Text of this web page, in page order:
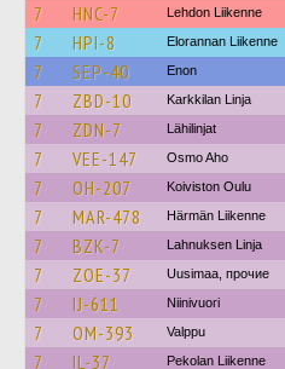
7 HNC-7 Lehdon Liikenne
7 HPI-8 Elorannan Liikenne
7 SEP-40 Enon
7 ZBD-10 Karkkilan Linja
7 ZDN-7 Lähilinjat
7 VEE-147 Osmo Aho
7 OH-207 Koiviston Oulu
7 MAR-478 Härmän Liikenne
7 BZK-7 Lahnuksen Linja
7 ZOE-37 Uusimaa, прочие
7 IJ-611 Niinivuori
7 OM-393 Valppu
7 IL-37 Pekolan Liikenne